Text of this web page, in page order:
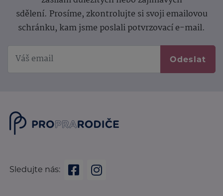
sdělení. Prosíme, zkontrolujte si svoji emailovou
schránku, kam jsme poslali potvrzovací e-mail.
Odeslat
Sledujte nás: